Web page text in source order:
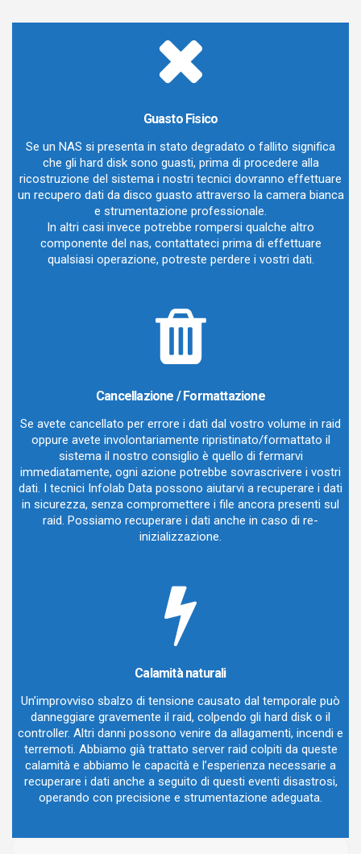
Guasto Fisico
Se un NAS si presenta in stato degradato o fallito significa
che gli hard disk sono guasti, prima di procedere alla
ricostruzione del sistema i nostri tecnici dovranno effettuare
un recupero dati da disco guasto attraverso la camera bianca
e strumentazione professionale.
In altri casi invece potrebbe rompersi qualche altro
componente del nas, contattateci prima di effettuare
qualsiasi operazione, potreste perdere i vostri dati.
Cancellazione / Formattazione
Se avete cancellato per errore i dati dal vostro volume in raid
oppure avete involontariamente ripristinato/formattato il
sistema il nostro consiglio è quello di fermarvi
immediatamente, ogni azione potrebbe sovrascrivere i vostri
dati. I tecnici Infolab Data possono aiutarvi a recuperare i dati
in sicurezza, senza compromettere i file ancora presenti sul
raid. Possiamo recuperare i dati anche in caso di re-
inizializzazione.
Calamità naturali
Un’improvviso sbalzo di tensione causato dal temporale può
danneggiare gravemente il raid, colpendo gli hard disk o il
controller. Altri danni possono venire da allagamenti, incendi e
terremoti. Abbiamo già trattato server raid colpiti da queste
calamità e abbiamo le capacità e l’esperienza necessarie a
recuperare i dati anche a seguito di questi eventi disastrosi,
operando con precisione e strumentazione adeguata.